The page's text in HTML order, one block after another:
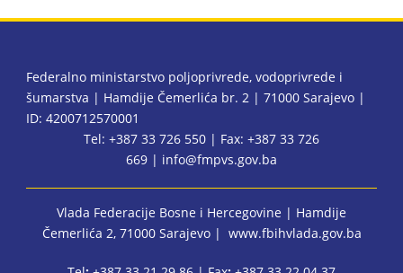
Federalno ministarstvo poljoprivrede, vodoprivrede i
šumarstva | Hamdije Čemerlića br. 2 | 71000 Sarajevo |
ID: 4200712570001
Tel: +387 33 726 550 | Fax: +387 33 726
669 | info@fmpvs.gov.ba
Vlada Federacije Bosne i Hercegovine | Hamdije
Čemerlića 2, 71000 Sarajevo | www.fbihvlada.gov.ba